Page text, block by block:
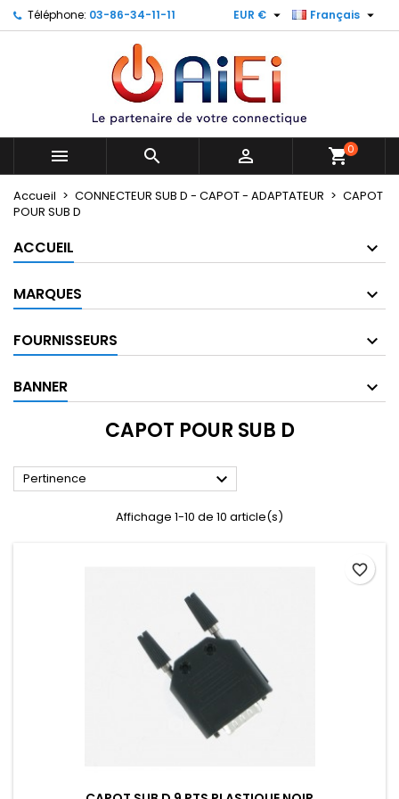
Téléphone: 03-86-34-11-11 Français 
EUR € 
   shopping_cart0
Accueil CONNECTEUR SUB D - CAPOT - ADAPTATEUR
CAPOT
POUR SUB D
ACCUEIL
MARQUES
FOURNISSEURS
BANNER
CAPOT POUR SUB D
Pertinence 
Affichage 1-10 de 10 article(s)
favorite_border
Mes listes ×
Créer une nouvelle liste
((modalTitle)) ×
((confirmMessage))
((cancelText)) ((modalDeleteText))
Créer une liste d'envies ×
Nom de la liste d'envies
Annuler Créer une liste d'envies
Connexion ×
Vous devez être connecté pour ajouter des produits
à votre liste d'envies.
Annuler Connexion